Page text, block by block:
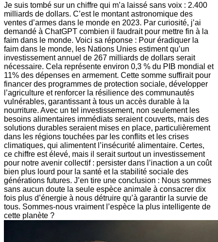
Je suis tombé sur un chiffre qui m’a laissé sans voix : 2.400
milliards de dollars. C’est le montant astronomique des
ventes d’armes dans le monde en 2023. Par curiosité, j’ai
demandé à ChatGPT combien il faudrait pour mettre fin à la
faim dans le monde. Voici sa réponse : Pour éradiquer la
faim dans le monde, les Nations Unies estiment qu’un
investissement annuel de 267 milliards de dollars serait
nécessaire. Cela représente environ 0,3 % du PIB mondial et
11% des dépenses en armement. Cette somme suffirait pour
financer des programmes de protection sociale, développer
l’agriculture et renforcer la résilience des communautés
vulnérables, garantissant à tous un accès durable à la
nourriture. Avec un tel investissement, non seulement les
besoins alimentaires immédiats seraient couverts, mais des
solutions durables seraient mises en place, particulièrement
dans les régions touchées par les conflits et les crises
climatiques, qui alimentent l’insécurité alimentaire. Certes,
ce chiffre est élevé, mais il serait surtout un investissement
pour notre avenir collectif : persister dans l’inaction a un coût
bien plus lourd pour la santé et la stabilité sociale des
générations futures. J’en tire une conclusion : Nous sommes
sans aucun doute la seule espèce animale à consacrer dix
fois plus d’énergie à nous détruire qu’à garantir la survie de
tous. Sommes-nous vraiment l’espèce la plus intelligente de
cette planète ?